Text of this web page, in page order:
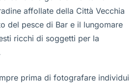
affollate della Città Vecchia
del pesce di Bar e il lungomare
ricchi di soggetti per la
prima di fotografare individui